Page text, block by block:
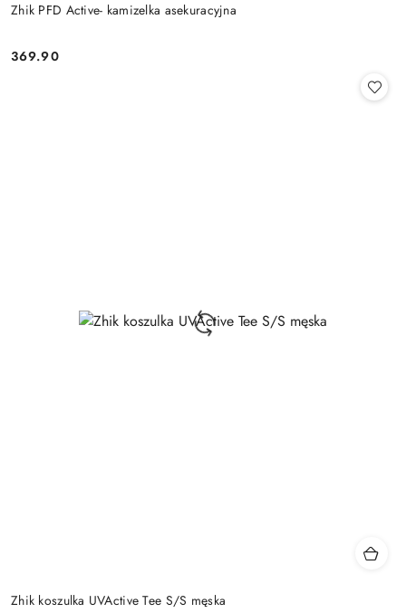
Zhik PFD Active- kamizelka asekuracyjna
Cena:
369.90
Zhik koszulka UVActive Tee S/S męska